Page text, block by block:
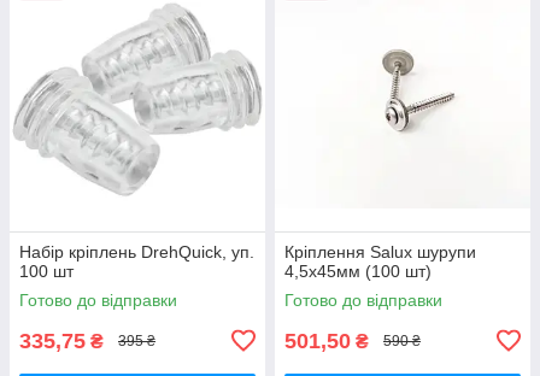
Набір кріплень DrehQuick, уп.
100 шт
Готово до відправки
335,75 ₴ 395 ₴
Кріплення Salux шурупи
4,5х45мм (100 шт)
Готово до відправки
501,50 ₴ 590 ₴